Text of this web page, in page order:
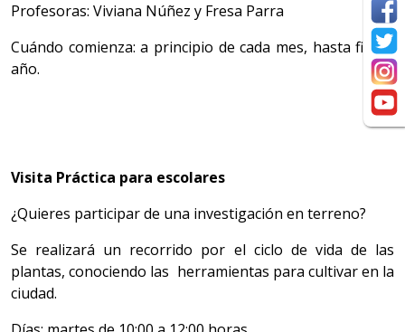
Profesoras: Viviana Núñez y Fresa Parra
Cuándo comienza: a principio de cada mes, hasta fin de
año.
Visita Práctica para escolares
¿Quieres participar de una investigación en terreno?
Se realizará un recorrido por el ciclo de vida de las
plantas, conociendo las herramientas para cultivar en la
ciudad.